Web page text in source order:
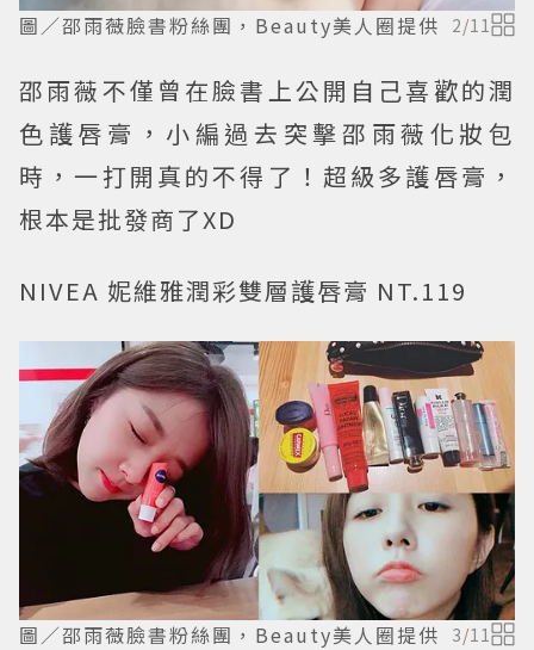
圖／邵雨薇臉書粉絲團，Beauty美人圈提供 2/11
邵雨薇不僅曾在臉書上公開自己喜歡的潤
色護唇膏，小編過去突擊邵雨薇化妝包
時，一打開真的不得了！超級多護唇膏，
根本是批發商了XD
NIVEA 妮維雅潤彩雙層護唇膏 NT.119
圖／邵雨薇臉書粉絲團，Beauty美人圈提供 3/11